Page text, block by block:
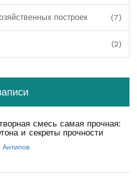
построек (7)
(2)
смесь самая прочная:
и секреты прочности